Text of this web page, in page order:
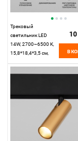
Трековый
светильник LED
14W, 2700~6500 К,
15,8*18,4*3,5 см,
В